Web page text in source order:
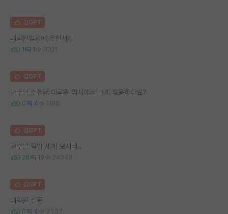
김GPT
대학원입시에 추천서가
1 1 8321
김GPT
교수님 추천서 대학원 입시에서 크게 작용하나요?
0 4 1198
김GPT
교수님 학벌 세게 보시네..
28 19 24048
김GPT
대학원 질문
0 4 7537